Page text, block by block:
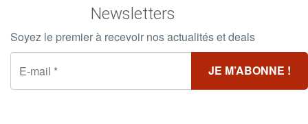
Newsletters
Soyez le premier à recevoir nos actualités et deals